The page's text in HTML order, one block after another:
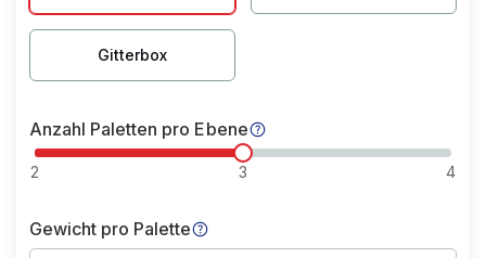
Gitterbox
Anzahl Paletten pro Ebene
2 3 4
Gewicht pro Palette